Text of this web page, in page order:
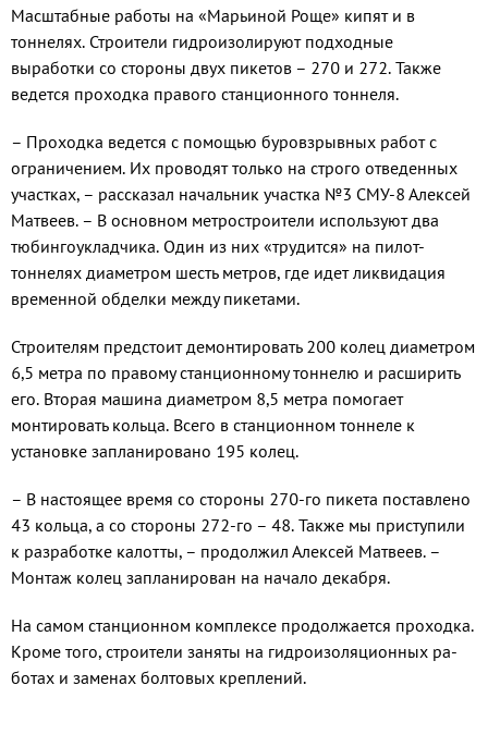
Масштабные работы на «Марьиной Роще» кипят и в
тоннелях. Строители гидро­изолируют подходные
выработки со сторо­ны двух пикетов – 270 и 272. Также
ведет­ся проходка правого станционного тоннеля.
– Проходка ведется с помощью буровзрывных работ с
ограничением. Их про­водят только на строго отведенных
участ­ках, – рассказал начальник участка №3 СМУ-8 Алексей
Матвеев. – В основном метростроители используют два
тюбин­гоукладчика. Один из них «трудится» на пилот-
тоннелях диаметром шесть метров, где идет ликвидация
временной обделки между пикетами.
Строителям предстоит демонтировать 200 колец диаметром
6,5 метра по право­му станционному тоннелю и расширить
его. Вторая машина диаметром 8,5 метра помогает
монтировать кольца. Всего в станционном тоннеле к
установке за­планировано 195 колец.
– В настоящее время со стороны 270-го пикета поставлено
43 кольца, а со сто­роны 272-го – 48. Также мы приступили
к разработке калотты, – продолжил Алек­сей Матвеев. –
Монтаж колец запланиро­ван на начало декабря.
На самом станционном комплексе продолжается проходка.
Кроме того, стро­ители заняты на гидроизоляционных ра­
ботах и заменах болтовых креплений.